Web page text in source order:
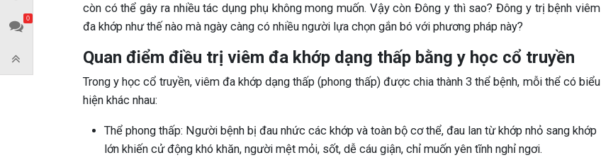
còn có thể gây ra nhiều tác dụng phụ không mong muốn. Vậy còn Đông y thì sao? Đông y trị bệnh viêm
đa khớp như thế nào mà ngày càng có nhiều người lựa chọn gắn bó với phương pháp này?
Quan điểm điều trị viêm đa khớp dạng thấp bằng y học cổ truyền
Trong y học cổ truyền, viêm đa khớp dạng thấp (phong thấp) được chia thành 3 thể bệnh, mỗi thể có biểu
hiện khác nhau:
Thể phong thấp: Người bệnh bị đau nhức các khớp và toàn bộ cơ thể, đau lan từ khớp nhỏ sang khớp
lớn khiến cử động khó khăn, người mệt mỏi, sốt, dễ cáu giận, chỉ muốn yên tĩnh nghỉ ngơi.
0